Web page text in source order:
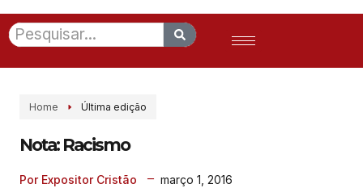
Home Última edição
Nota: Racismo
Por Expositor Cristão março 1, 2016